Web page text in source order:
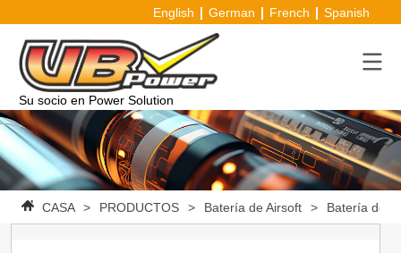
English German French Spanish
Su socio en Power Solution
CASA > PRODUCTOS > Batería de Airsoft > Batería de